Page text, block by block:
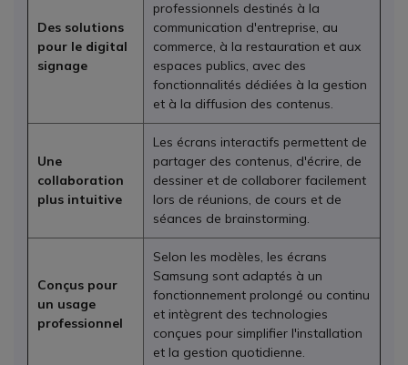
Des solutions
pour le digital
signage
professionnels destinés à la
communication d'entreprise, au
commerce, à la restauration et aux
espaces publics, avec des
fonctionnalités dédiées à la gestion
et à la diffusion des contenus.
Une
collaboration
plus intuitive
Les écrans interactifs permettent de
partager des contenus, d'écrire, de
dessiner et de collaborer facilement
lors de réunions, de cours et de
séances de brainstorming.
Conçus pour
un usage
professionnel
Selon les modèles, les écrans
Samsung sont adaptés à un
fonctionnement prolongé ou continu
et intègrent des technologies
conçues pour simplifier l'installation
et la gestion quotidienne.